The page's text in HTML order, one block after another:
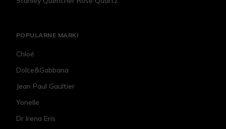
POPULARNE MARKI
Chloé
Dolce&Gabbana
Jean Paul Gaultier
Yonelle
Dr Irena Eris